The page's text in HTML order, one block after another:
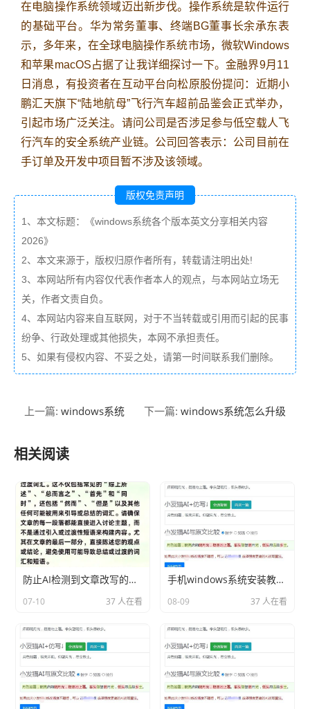
在电脑操作系统领域迈出新步伐。操作系统是软件运行
的基础平台。华为常务董事、终端BG董事长余承东表
示，多年来，在全球电脑操作系统市场，微软Windows
和苹果macOS占据了让我详细探讨一下。金融界9月11
日消息，有投资者在互动平台向松原股份提问：近期小
鹏汇天旗下“陆地航母”飞行汽车超前品鉴会正式举办，
引起市场广泛关注。请问公司是否涉足参与低空载人飞
行汽车的安全系统产业链。公司回答表示：公司目前在
手订单及开发中项目暂不涉及该领域。
版权免责声明
1、本文标题：《windows系统各个版本英文分享相关内容
2026》
2、本文来源于，版权归原作者所有，转载请注明出处!
3、本网站所有内容仅代表作者本人的观点，与本网站立场无
关，作者文责自负。
4、本网站内容来自互联网，对于不当转载或引用而引起的民事
纷争、行政处理或其他损失，本网不承担责任。
5、如果有侵权内容、不妥之处，请第一时间联系我们删除。
上一篇: windows系统 下一篇: windows系统怎么升级
相关阅读
防止AI检测到文章改写的技巧
07-10 37 人在看
手机windows系统安装教程分享相关内容2026
08-09 37 人在看